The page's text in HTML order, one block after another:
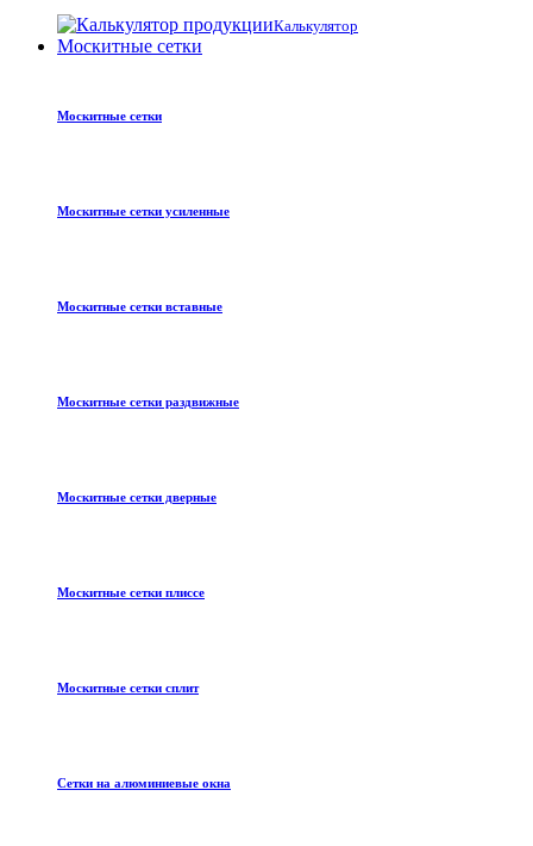
Калькулятор
Москитные сетки
Москитные сетки
Москитные сетки усиленные
Москитные сетки вставные
Москитные сетки раздвижные
Москитные сетки дверные
Москитные сетки плиссе
Москитные сетки сплит
Сетки на алюминиевые окна